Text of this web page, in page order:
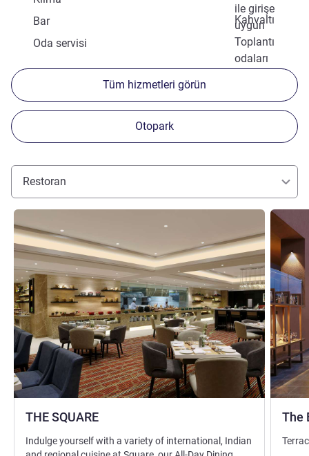
ile girişe
uygun
Kahvaltı
Bar
Toplantı
odaları
Oda servisi
Tüm hizmetleri görün
Otopark
Restoran
THE SQUARE
Ayrıntıları göster
Indulge yourself with a variety of international, Indian
The